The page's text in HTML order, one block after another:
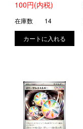
100円(内税)
在庫数 14